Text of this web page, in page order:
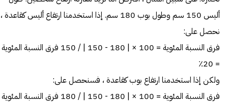
أليس 150 سم وطول بوب 180 سم. إذا استخدمنا ارتفاع أليس كقاعدة ،
نحصل على:
فرق النسبة المئوية = 100 × | 180 - 150 | / 150 فرق النسبة المئوية
= 20٪
ولكن إذا استخدمنا ارتفاع بوب كقاعدة ، فسنحصل على:
فرق النسبة المئوية = 100 × | 180 - 150 | / 180 فرق النسبة المئوية